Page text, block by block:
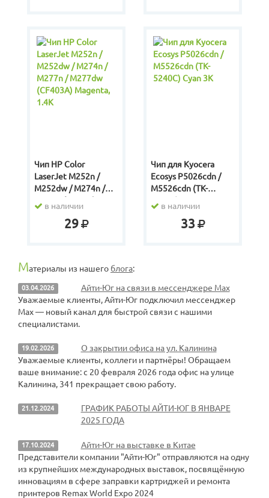
MF8350 / MF8030 /
MF8040 / MF8050 /
MF8080 High Quality
(ELP)
Чип HP Color
LaserJet M252n /
M252dw / M274n /
M277n / M277dw
(CF403A) Magenta,
в наличии
29
Чип для Kyocera
Ecosys P5026cdn /
M5526cdn (TK-
5240C) Cyan 3K
в наличии
33
Материалы из нашего блога:
03.04.2026
Айти-Юг на связи в мессенджере Max
Уважаемые клиенты, Айти-Юг подключил мессенджер
Max — новый канал для быстрой связи с нашими
специалистами.
19.02.2026
О закрытии офиса на ул. Калинина
Уважаемые клиенты, коллеги и партнёры! Обращаем
ваше внимание: с 20 февраля 2026 года офис на улице
Калинина, 341 прекращает свою работу.
21.12.2024
ГРАФИК РАБОТЫ АЙТИ-ЮГ В ЯНВАРЕ
2025 ГОДА
17.10.2024
Айти-Юг на выставке в Китае
Представители компании "Айти-Юг" отправляются на одну
из крупнейших международных выставок, посвящённую
инновациям в сфере заправки картриджей и ремонта
принтеров Remax World Expo 2024